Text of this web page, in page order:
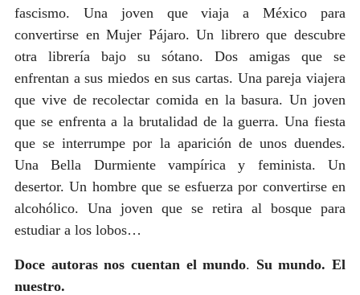
fascismo. Una joven que viaja a México para
convertirse en Mujer Pájaro. Un librero que descubre
otra librería bajo su sótano. Dos amigas que se
enfrentan a sus miedos en sus cartas. Una pareja viajera
que vive de recolectar comida en la basura. Un joven
que se enfrenta a la brutalidad de la guerra. Una fiesta
que se interrumpe por la aparición de unos duendes.
Una Bella Durmiente vampírica y feminista. Un
desertor. Un hombre que se esfuerza por convertirse en
alcohólico. Una joven que se retira al bosque para
estudiar a los lobos…
Doce autoras nos cuentan el mundo. Su mundo. El
nuestro.